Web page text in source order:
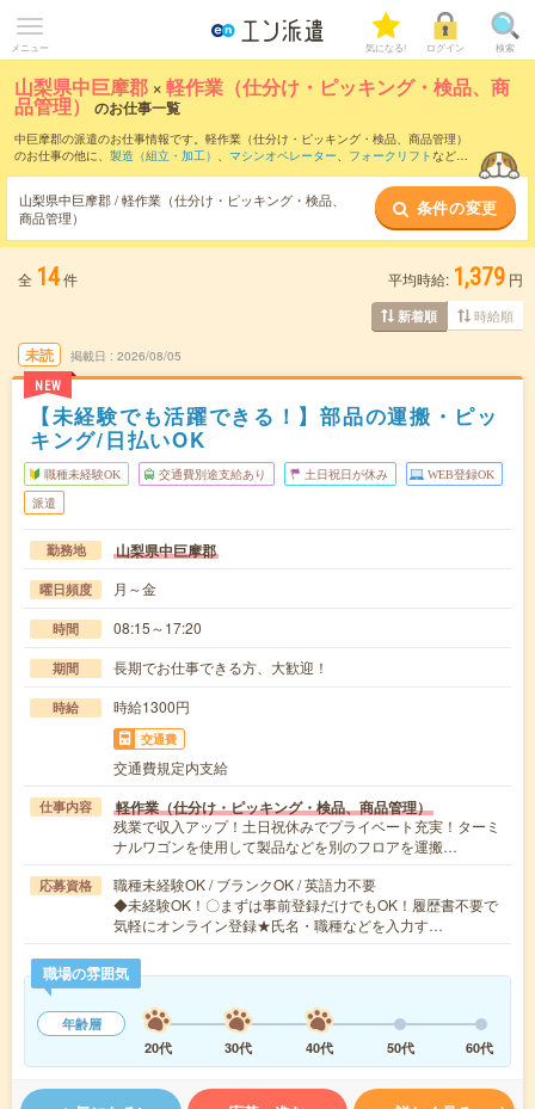
メニュー 気になる! ログイン 検索
山梨県中巨摩郡 ×軽作業（仕分け・ピッキング・検品、商
品管理） のお仕事一覧
中巨摩郡の派遣のお仕事情報です。軽作業（仕分け・ピッキング・検品、商品管理）
のお仕事の他に、 製造（組立・加工） 、 マシンオペレーター、 フォークリフトなどを
軽作業（仕分け・ピッキング・検品、商
品管理）のお仕事とは？とは？
山梨県中巨摩郡 / 軽作業（仕分け・ピッキング・検品、
商品管理）
条件の変更
全 14件 平均時給: 1,379 円
新着順 時給順
未読
NEW
掲載日 2026/08/05
【未経験でも活躍できる！】部品の運搬・ピッ
キング/日払いOK
職種未経験OK 交通費別途支給あり 土日祝日が休み WEB登録OK
派遣
勤務地 山梨県中巨摩郡
曜日頻度 月～金
時間 08:15～17:20
期間 長期でお仕事できる方、大歓迎！
時給 時給1300円
交通費
交通費規定内支給
仕事内容 軽作業（仕分け・ピッキング・検品、商品管理）
残業で収入アップ！土日祝休みでプライベート充実！ターミ
ナルワゴンを使用して製品などを別のフロアを運搬…
応募資格
職種未経験OK / ブランクOK / 英語力不要
◆未経験OK！〇まずは事前登録だけでもOK！履歴書不要で
気軽にオンライン登録★氏名・職種などを入力す…
職場の雰囲気
年齢層
20代
30代 40代 50代 60代